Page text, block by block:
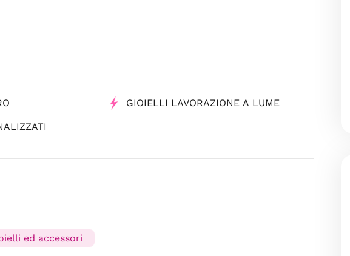
GIOIELLI LAVORAZIONE A LUME
ed accessori